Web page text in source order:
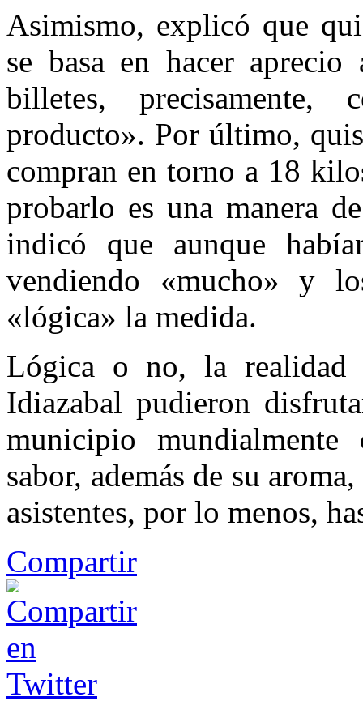
Asimismo, explicó que
se basa en hacer
billetes, precisamente,
producto». Por último,
compran en torno a 18
probarlo es una manera
indicó que aunque
vendiendo «mucho» y
«lógica» la medida.
Lógica o no, la realidad
Idiazabal pudieron
municipio
sabor, además de su
asistentes, por lo menos,
Compartir